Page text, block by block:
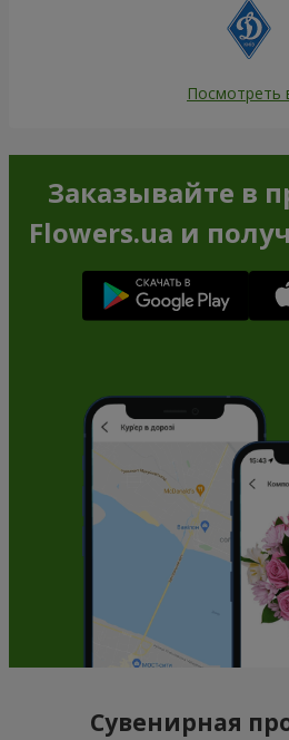
Посмотреть
Заказывайте в
Flowers.ua и
Сувенирная